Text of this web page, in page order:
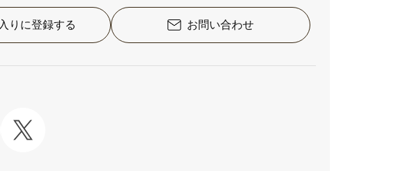
りに登録する お問い合わせ